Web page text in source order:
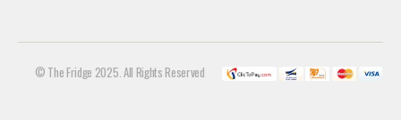
© The Fridge 2025. All Rights Reserved